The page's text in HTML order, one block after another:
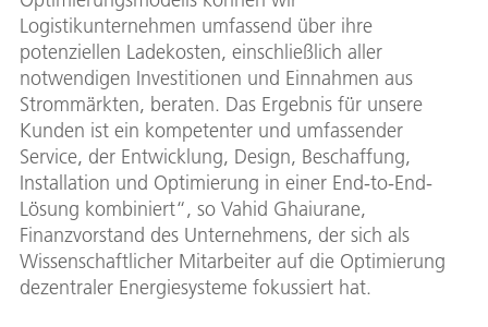
Logistikunternehmen umfassend über ihre
potenziellen Ladekosten, einschließlich aller
notwendigen Investitionen und Einnahmen aus
Strommärkten, beraten. Das Ergebnis für unsere
Kunden ist ein kompetenter und umfassender
Service, der Entwicklung, Design, Beschaffung,
Installation und Optimierung in einer End-to-End-
Lösung kombiniert“, so Vahid Ghaiurane,
Finanzvorstand des Unternehmens, der sich als
Wissenschaftlicher Mitarbeiter auf die Optimierung
dezentraler Energiesysteme fokussiert hat.